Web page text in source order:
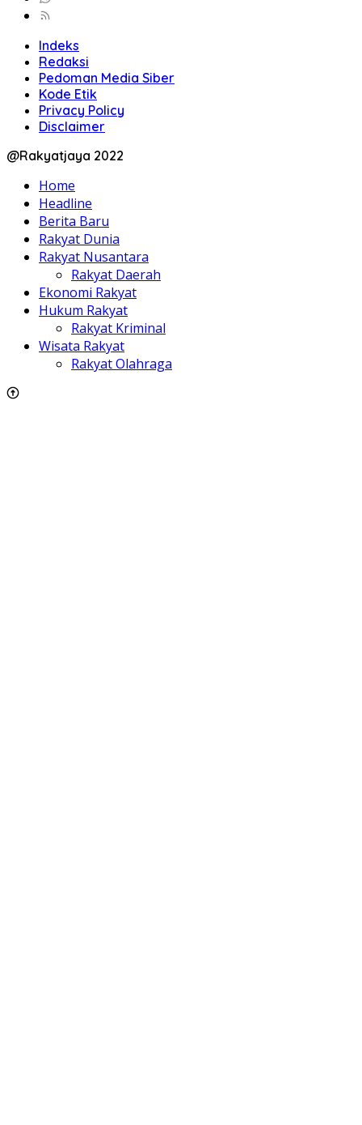
Indeks
Redaksi
Pedoman Media Siber
Kode Etik
Privacy Policy
Disclaimer
@Rakyatjaya 2022
Home
Headline
Berita Baru
Rakyat Dunia
Rakyat Nusantara
Rakyat Daerah
Ekonomi Rakyat
Hukum Rakyat
Rakyat Kriminal
Wisata Rakyat
Rakyat Olahraga